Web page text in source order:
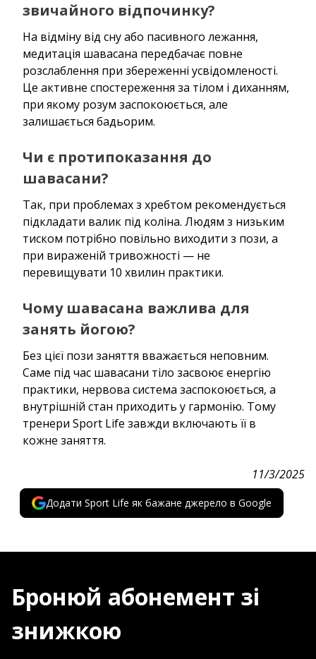
звичайного відпочинку?
На відміну від сну або пасивного лежання,
медитація шавасана передбачає повне
розслаблення при збереженні усвідомленості.
Це активне спостереження за тілом і диханням,
при якому розум заспокоюється, але
залишається бадьорим.
Чи є протипоказання до
шавасани?
Так, при проблемах з хребтом рекомендується
підкладати валик під коліна. Людям з низьким
тиском потрібно повільно виходити з пози, а
при вираженій тривожності — не
перевищувати 10 хвилин практики.
Чому шавасана важлива для
занять йогою?
Без цієї пози заняття вважається неповним.
Саме під час шавасани тіло засвоює енергію
практики, нервова система заспокоюється, а
внутрішній стан приходить у гармонію. Тому
тренери Sport Life завжди включають її в
кожне заняття.
11/3/2025
Додати Sport Life як бажане джерело в Google
Бронюй абонемент зі
знижкою